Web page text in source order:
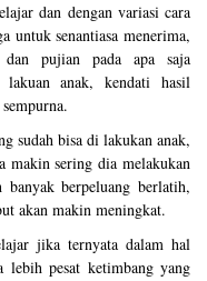
dan dengan variasi cara
untuk senantiasa menerima,
dan pujian pada apa saja
anak, kendati hasil
sudah bisa di lakukan anak,
makin sering dia melakukan
berpeluang berlatih,
akan makin meningkat.
jika ternyata dalam hal
lebih pesat ketimbang yang